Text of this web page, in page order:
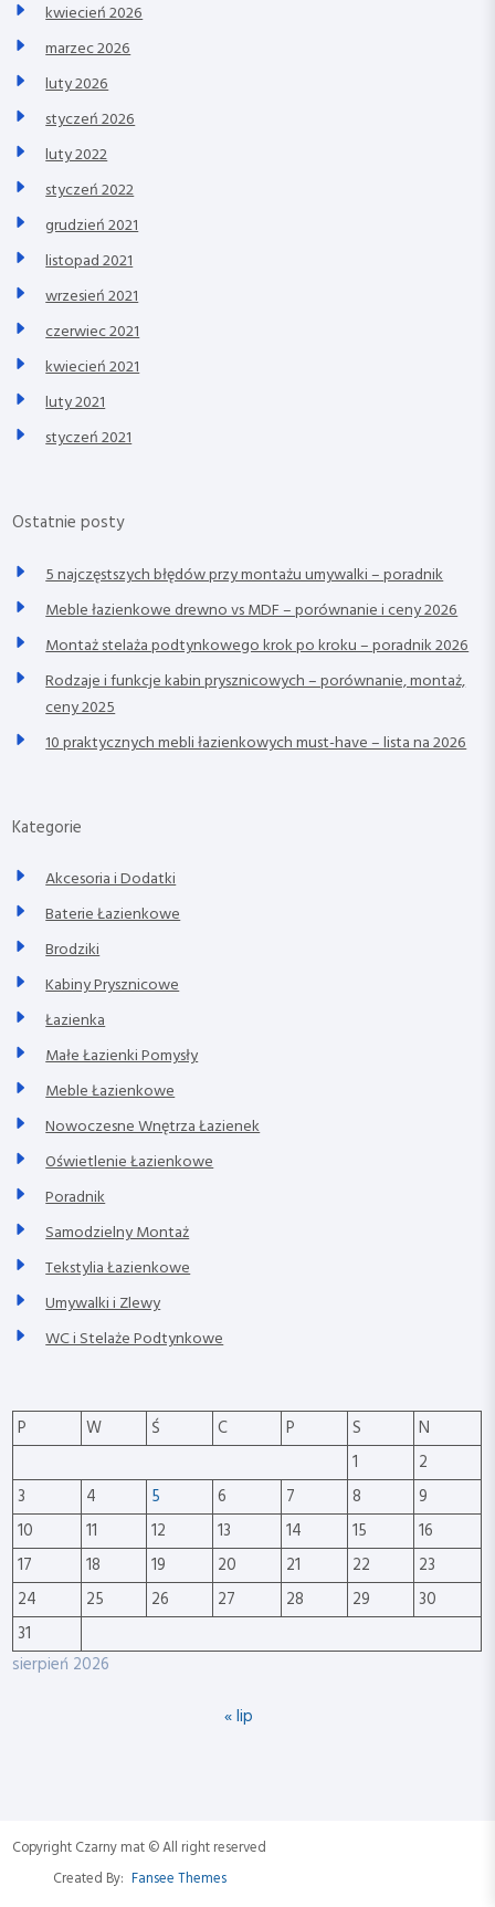
kwiecień 2026
marzec 2026
luty 2026
styczeń 2026
luty 2022
styczeń 2022
grudzień 2021
listopad 2021
wrzesień 2021
czerwiec 2021
kwiecień 2021
luty 2021
styczeń 2021
Ostatnie posty
5 najczęstszych błędów przy montażu umywalki – poradnik
Meble łazienkowe drewno vs MDF – porównanie i ceny 2026
Montaż stelaża podtynkowego krok po kroku – poradnik 2026
Rodzaje i funkcje kabin prysznicowych – porównanie, montaż,
ceny 2025
10 praktycznych mebli łazienkowych must-have – lista na 2026
Kategorie
Akcesoria i Dodatki
Baterie Łazienkowe
Brodziki
Kabiny Prysznicowe
Łazienka
Małe Łazienki Pomysły
Meble Łazienkowe
Nowoczesne Wnętrza Łazienek
Oświetlenie Łazienkowe
Poradnik
Samodzielny Montaż
Tekstylia Łazienkowe
Umywalki i Zlewy
WC i Stelaże Podtynkowe
sierpień 2026
P W Ś C P S
N
1
2
3
4 5 6 7 8
9
10
11 12 13 14 15
16
17
18 19 20 21 22
23
24
25 26 27 28 29
30
31
« lip
Copyright Czarny mat © All right reserved
Created By: Fansee Themes